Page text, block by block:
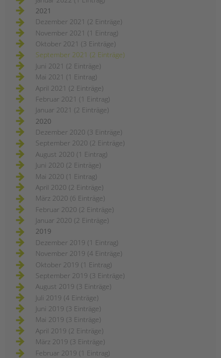
2021
Dezember 2021 (2 Einträge)
November 2021 (1 Eintrag)
Oktober 2021 (3 Einträge)
September 2021 (2 Einträge)
Juni 2021 (2 Einträge)
Mai 2021 (1 Eintrag)
April 2021 (2 Einträge)
Februar 2021 (1 Eintrag)
Januar 2021 (2 Einträge)
2020
Dezember 2020 (3 Einträge)
September 2020 (2 Einträge)
August 2020 (1 Eintrag)
Juni 2020 (2 Einträge)
Mai 2020 (1 Eintrag)
April 2020 (2 Einträge)
März 2020 (6 Einträge)
Februar 2020 (2 Einträge)
Januar 2020 (2 Einträge)
2019
Dezember 2019 (1 Eintrag)
November 2019 (4 Einträge)
Oktober 2019 (1 Eintrag)
September 2019 (3 Einträge)
August 2019 (3 Einträge)
Juli 2019 (4 Einträge)
Juni 2019 (3 Einträge)
Mai 2019 (3 Einträge)
April 2019 (2 Einträge)
März 2019 (3 Einträge)
Februar 2019 (1 Eintrag)